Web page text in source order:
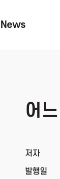
News
어
저자
발행일